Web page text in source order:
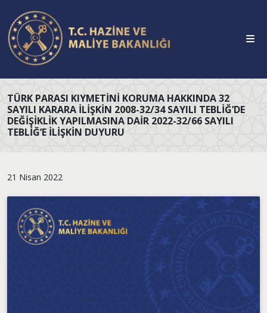
TÜRK PARASI KIYMETINI KORUMA HAKKINDA 32
SAYILI KARARA İLIŞKIN 2008-32/34 SAYILI TEBLIĞ’DE
DEĞIŞIKLIK YAPILMASINA DAIR 2022-32/66 SAYILI
TEBLIĞ’E İLIŞKIN DUYURU
21 Nisan 2022